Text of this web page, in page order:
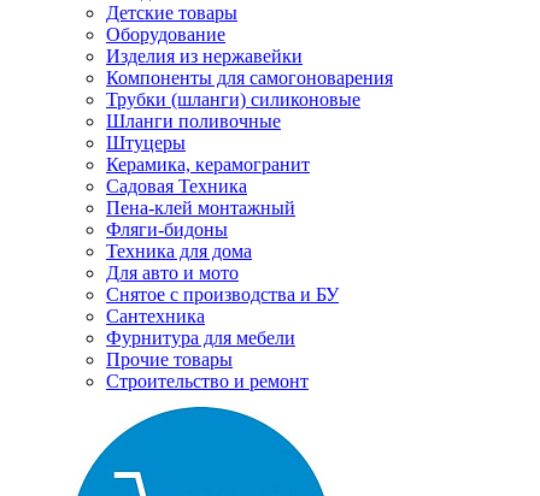
Детские товары
Оборудование
Изделия из нержавейки
Компоненты для самогоноварения
Трубки (шланги) силиконовые
Шланги поливочные
Штуцеры
Керамика, керамогранит
Садовая Техника
Пена-клей монтажный
Фляги-бидоны
Техника для дома
Для авто и мото
Снятое с производства и БУ
Сантехника
Фурнитура для мебели
Прочие товары
Строительство и ремонт